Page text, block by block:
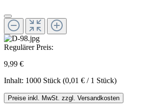
Regulärer Preis:
9,99 €
Inhalt: 1000 Stück (0,01 € / 1 Stück)
Preise inkl. MwSt. zzgl. Versandkosten